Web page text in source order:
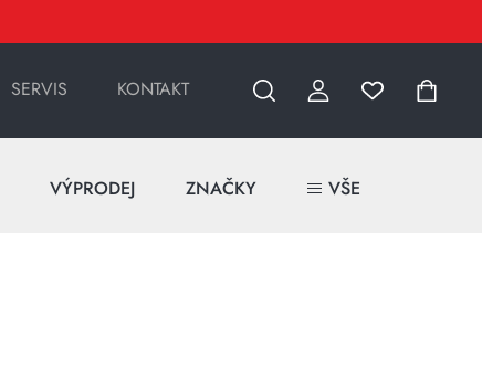
SERVIS KONTAKT
VÝPRODEJ ZNAČKY VŠE